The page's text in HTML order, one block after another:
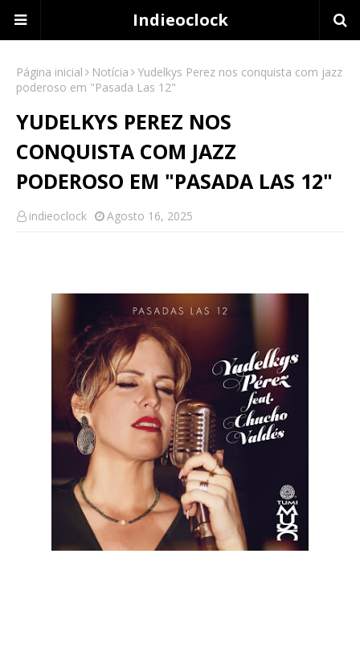
Indieoclock
Página inicial Notícia
Yudelkys Perez nos conquista com jazz
poderoso em "Pasada Las 12"
YUDELKYS PEREZ NOS
CONQUISTA COM JAZZ
PODEROSO EM "PASADA LAS 12"
indieoclock Agosto 16, 2025